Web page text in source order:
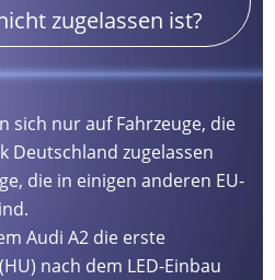
zugelassen ist?
sich nur auf Fahrzeuge, die
Deutschland zugelassen
die in einigen anderen EU-
Audi A2 die erste
nach dem LED-Einbau